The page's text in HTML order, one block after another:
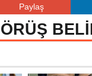
Paylaş